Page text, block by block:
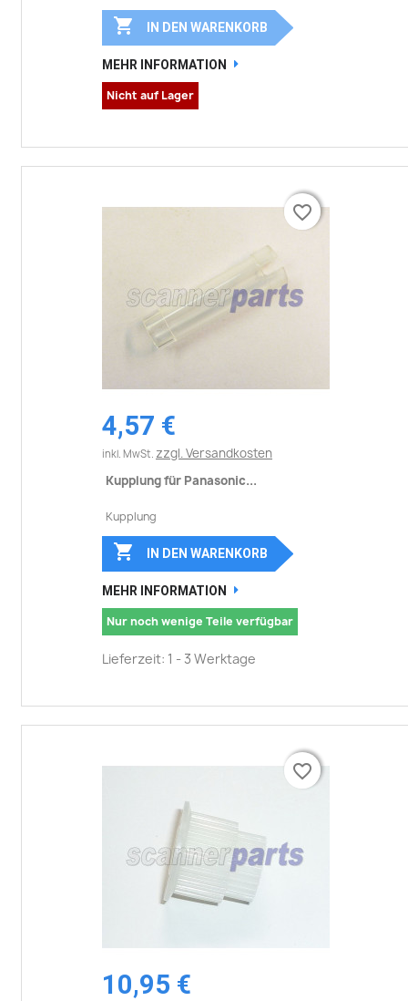
 IN DEN WARENKORB
MEHR INFORMATION
Nicht auf Lager
4,57 €
inkl. MwSt. zzgl. Versandkosten
Kupplung für Panasonic...
Kupplung
favorite_border
 IN DEN WARENKORB
MEHR INFORMATION
Nur noch wenige Teile verfügbar
Lieferzeit: 1 - 3 Werktage
favorite_border
10,95 €
favorite_border
favorite_border